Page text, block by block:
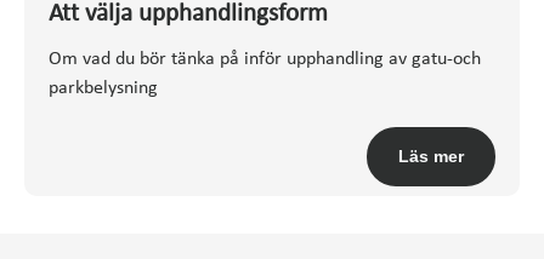
Att välja upphandlingsform
Om vad du bör tänka på inför upphandling av gatu-och
parkbelysning
Läs mer